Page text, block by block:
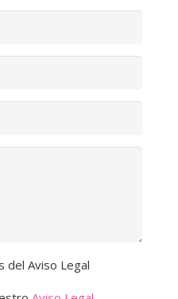
del Aviso Legal